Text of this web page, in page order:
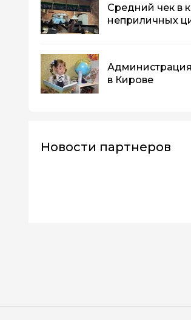
Средний чек в
неприличных
в Кирове
Новости партнеров